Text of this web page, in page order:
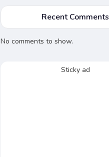
Recent Comments
No comments to show.
Sticky ad